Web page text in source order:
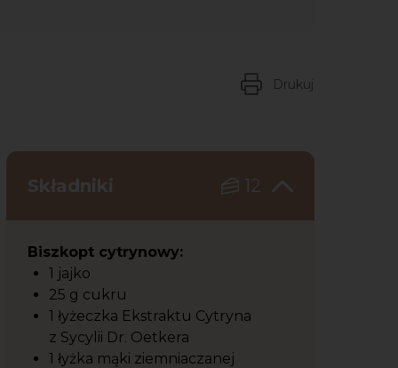
Drukuj
Składniki 12
Biszkopt cytrynowy:
1 jajko
25 g cukru
1 łyżeczka Ekstraktu Cytryna
z Sycylii Dr. Oetkera
1 łyżka mąki ziemniaczanej